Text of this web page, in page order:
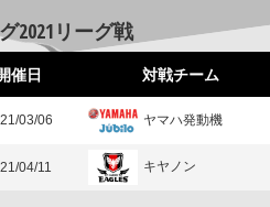
2021リーグ戦
催日 対戦チーム
03/06 ヤマハ発動機
04/11 キヤノン